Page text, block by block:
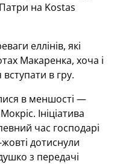
Патри на Kostas
еллінів, які
Макаренка, хоча і
в гру.
в меншості —
Ініціатива
час господарі
дотиснули
з передачі